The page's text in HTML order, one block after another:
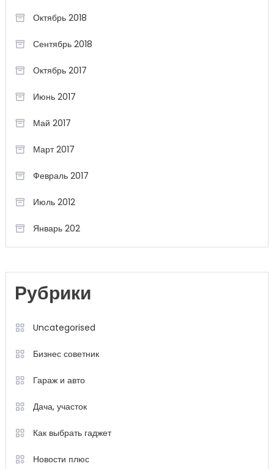
Октябрь 2018
Сентябрь 2018
Октябрь 2017
Июнь 2017
Май 2017
Март 2017
Февраль 2017
Июль 2012
Январь 202
Рубрики
Uncategorised
Бизнес советник
Гараж и авто
Дача, участок
Как выбрать гаджет
Новости плюс